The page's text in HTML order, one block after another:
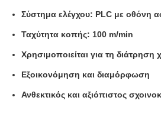
Σύστημα ελέγχου: PLC με οθόνη
Ταχύτητα κοπής: 100 m/min
Χρησιμοποιείται για τη
Εξοικονόμηση και διαμόρφωση
Ανθεκτικός και αξιόπιστος